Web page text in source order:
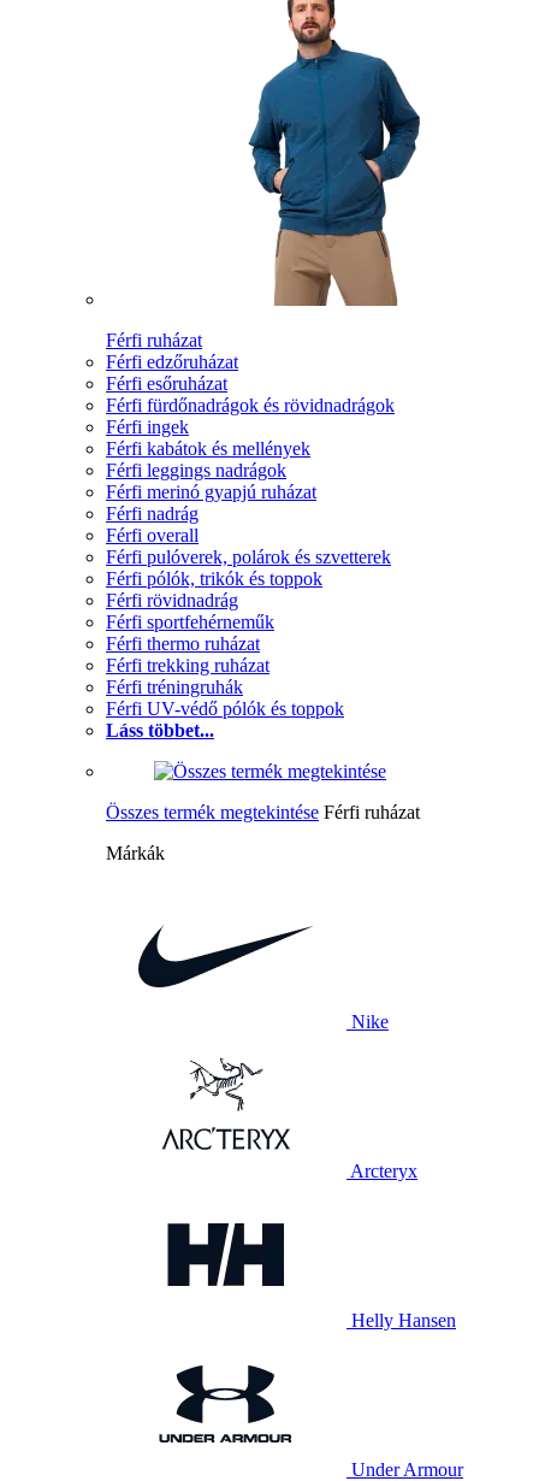
Férfi ruházat
Férfi edzőruházat
Férfi esőruházat
Férfi fürdőnadrágok és rövidnadrágok
Férfi ingek
Férfi kabátok és mellények
Férfi leggings nadrágok
Férfi merinó gyapjú ruházat
Férfi nadrág
Férfi overall
Férfi pulóverek, polárok és szvetterek
Férfi pólók, trikók és toppok
Férfi rövidnadrág
Férfi sportfehérneműk
Férfi thermo ruházat
Férfi trekking ruházat
Férfi tréningruhák
Férfi UV-védő pólók és toppok
Láss többet...
Összes termék megtekintése Férfi ruházat
Márkák
Nike
Arcteryx
Helly Hansen
Under Armour